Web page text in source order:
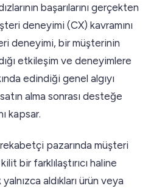
başarılarını gerçekten
deneyimi (CX) kavramını
deneyimi, bir müşterinin
etkileşim ve deneyimlere
edindiği genel algıyı
alma sonrası desteğe
kapsar.
pazarında müşteri
bir farklılaştırıcı haline
aldıkları ürün veya